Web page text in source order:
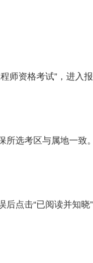
师资格考试”，进入报
选考区与属地一致。
点击“已阅读并知晓”